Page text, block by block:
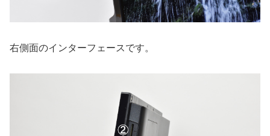
右側面のインターフェースです。